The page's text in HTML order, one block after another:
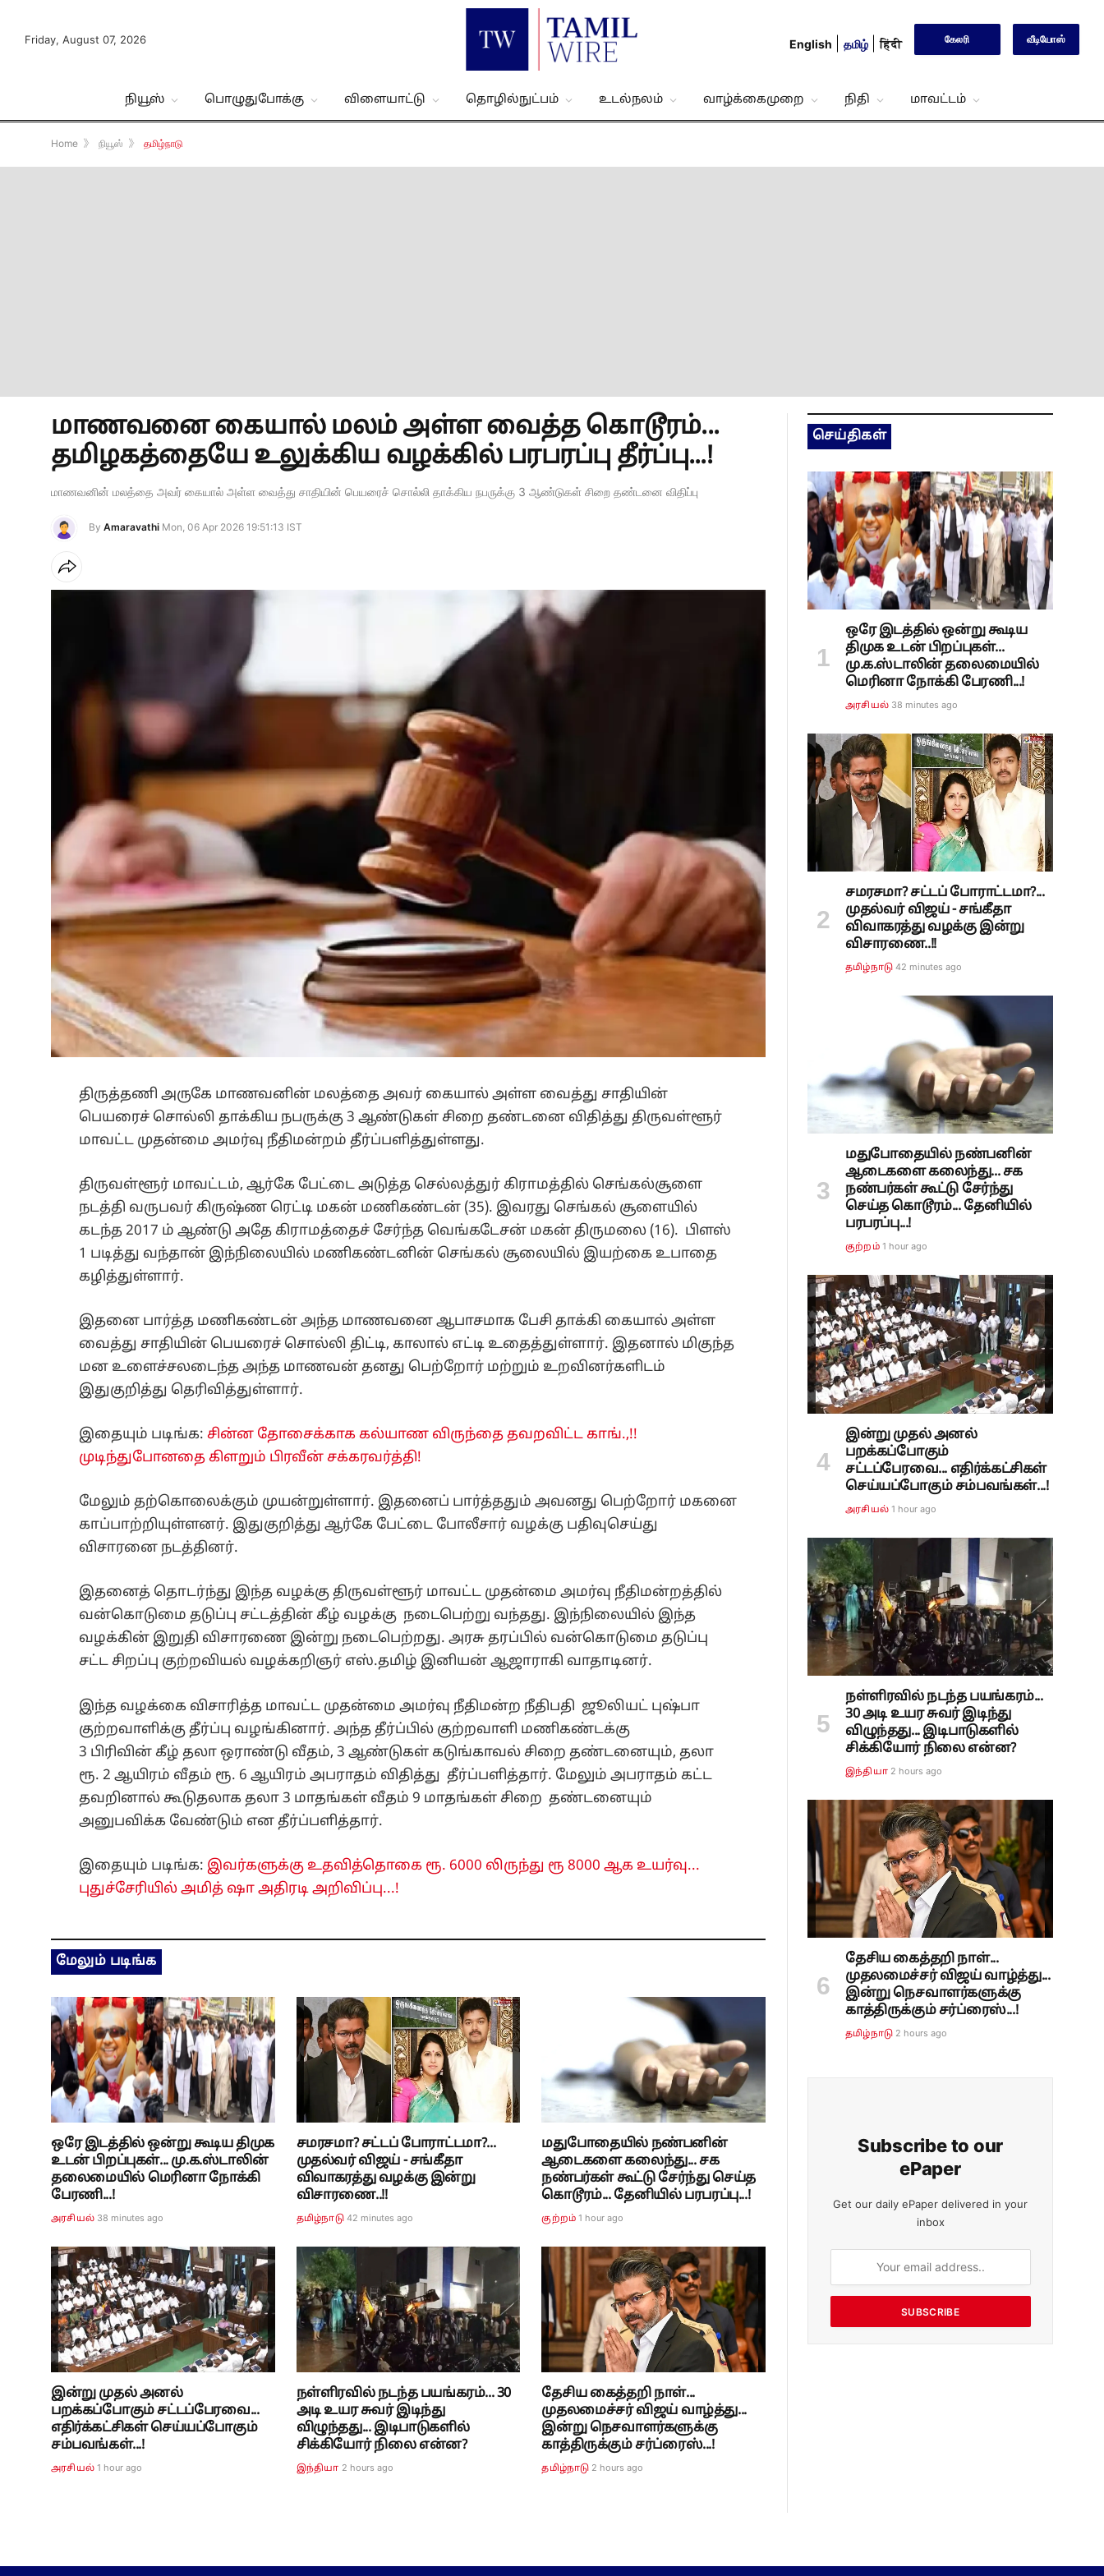
Friday, August 07, 2026 English தமிழ் हिंदी கேலரி வீடியோஸ்
நியூஸ் பொழுதுபோக்கு விளையாட்டு தொழில்நுட்பம் உடல்நலம் வாழ்க்கைமுறை நிதி மாவட்டம்
Home 》 நியூஸ் 》 தமிழ்நாடு
மாணவனை கையால் மலம் அள்ள வைத்த கொடூரம்...
தமிழகத்தையே உலுக்கிய வழக்கில் பரபரப்பு தீர்ப்பு...!
மாணவனின் மலத்தை அவர் கையால் அள்ள வைத்து சாதியின் பெயரைச் சொல்லி தாக்கிய நபருக்கு 3 ஆண்டுகள் சிறை தண்டனை விதிப்பு
By Amaravathi Mon, 06 Apr 2026 19:51:13 IST
திருத்தணி அருகே மாணவனின் மலத்தை அவர் கையால் அள்ள வைத்து சாதியின்
பெயரைச் சொல்லி தாக்கிய நபருக்கு 3 ஆண்டுகள் சிறை தண்டனை விதித்து திருவள்ளூர்
மாவட்ட முதன்மை அமர்வு நீதிமன்றம் தீர்ப்பளித்துள்ளது.
திருவள்ளூர் மாவட்டம், ஆர்கே பேட்டை அடுத்த செல்லத்துர் கிராமத்தில் செங்கல்சூளை
நடத்தி வருபவர் கிருஷ்ண ரெட்டி மகன் மணிகண்டன் (35). இவரது செங்கல் சூளையில்
கடந்த 2017 ம் ஆண்டு அதே கிராமத்தைச் சேர்ந்த வெங்கடேசன் மகன் திருமலை (16). பிளஸ்
1 படித்து வந்தான் இந்நிலையில் மணிகண்டனின் செங்கல் சூலையில் இயற்கை உபாதை
கழித்துள்ளார்.
இதனை பார்த்த மணிகண்டன் அந்த மாணவனை ஆபாசமாக பேசி தாக்கி கையால் அள்ள
வைத்து சாதியின் பெயரைச் சொல்லி திட்டி, காலால் எட்டி உதைத்துள்ளார். இதனால் மிகுந்த
மன உளைச்சலடைந்த அந்த மாணவன் தனது பெற்றோர் மற்றும் உறவினர்களிடம்
இதுகுறித்து தெரிவித்துள்ளார்.
இதையும் படிங்க:சின்ன தோசைக்காக கல்யாண விருந்தை தவறவிட்ட காங்.,!!
முடிந்துபோனதை கிளறும் பிரவீன் சக்கரவர்த்தி!
மேலும் தற்கொலைக்கும் முயன்றுள்ளார். இதனைப் பார்த்ததும் அவனது பெற்றோர் மகனை
காப்பாற்றியுள்ளனர். இதுகுறித்து ஆர்கே பேட்டை போலீசார் வழக்கு பதிவுசெய்து
விசாரனை நடத்தினர்.
இதனைத் தொடர்ந்து இந்த வழக்கு திருவள்ளூர் மாவட்ட முதன்மை அமர்வு நீதிமன்றத்தில்
வன்கொடுமை தடுப்பு சட்டத்தின் கீழ் வழக்கு நடைபெற்று வந்தது. இந்நிலையில் இந்த
வழக்கி்ன் இறுதி விசாரணை இன்று நடைபெற்றது. அரசு தரப்பில் வன்கொடுமை தடுப்பு
சட்ட சிறப்பு குற்றவியல் வழக்கறிஞர் எஸ்.தமிழ் இனியன் ஆஜாராகி வாதாடினர்.
இந்த வழக்கை விசாரித்த மாவட்ட முதன்மை அமர்வு நீதிமன்ற நீதிபதி ஜூலியட் புஷ்பா
குற்றவாளிக்கு தீர்ப்பு வழங்கினார். அந்த தீர்ப்பில் குற்றவாளி மணிகண்டக்கு
3 பிரிவின் கீழ் தலா ஒராண்டு வீதம், 3 ஆண்டுகள் கடுங்காவல் சிறை தண்டனையும், தலா
ரூ. 2 ஆயிரம் வீதம் ரூ. 6 ஆயிரம் அபராதம் விதித்து தீர்ப்பளித்தார். மேலும் அபராதம் கட்ட
தவறினால் கூடுதலாக தலா 3 மாதங்கள் வீதம் 9 மாதங்கள் சிறை தண்டனையும்
அனுபவிக்க வேண்டும் என தீர்ப்பளித்தார்.
இதையும் படிங்க: இவர்களுக்கு உதவித்தொகை ரூ. 6000 லிருந்து ரூ 8000 ஆக உயர்வு...
புதுச்சேரியில் அமித் ஷா அதிரடி அறிவிப்பு...!
மேலும் படிங்க
ஒரே இடத்தில் ஒன்று கூடிய திமுக
உடன் பிறப்புகள்... மு.க.ஸ்டாலின்
தலைமையில் மெரினா நோக்கி
பேரணி...!
அரசியல் 38 minutes ago
சமரசமா? சட்டப் போராட்டமா?...
முதல்வர் விஜய் - சங்கீதா
விவாகரத்து வழக்கு இன்று
விசாரணை..!!
தமிழ்நாடு 42 minutes ago
மதுபோதையில் நண்பனின்
ஆடைகளை கலைந்து... சக
நண்பர்கள் கூட்டு சேர்ந்து செய்த
கொடூரம்... தேனியில் பரபரப்பு...!
குற்றம் 1 hour ago
இன்று முதல் அனல்
பறக்கப்போகும் சட்டப்பேரவை...
எதிர்க்கட்சிகள் செய்யப்போகும்
சம்பவங்கள்...!
அரசியல் 1 hour ago
நள்ளிரவில் நடந்த பயங்கரம்... 30
அடி உயர சுவர் இடிந்து
விழுந்தது... இடிபாடுகளில்
சிக்கியோர் நிலை என்ன?
இந்தியா 2 hours ago
தேசிய கைத்தறி நாள்...
முதலமைச்சர் விஜய் வாழ்த்து...
இன்று நெசவாளர்களுக்கு
காத்திருக்கும் சர்ப்ரைஸ்...!
தமிழ்நாடு 2 hours ago
செய்திகள்
ஒரே இடத்தில் ஒன்று கூடிய
திமுக உடன் பிறப்புகள்...
மு.க.ஸ்டாலின் தலைமையில்
மெரினா நோக்கி பேரணி...!
அரசியல் 38 minutes ago
சமரசமா? சட்டப் போராட்டமா?...
முதல்வர் விஜய் - சங்கீதா
விவாகரத்து வழக்கு இன்று
விசாரணை..!!
தமிழ்நாடு 42 minutes ago
மதுபோதையில் நண்பனின்
ஆடைகளை கலைந்து... சக
நண்பர்கள் கூட்டு சேர்ந்து
செய்த கொடூரம்... தேனியில்
பரபரப்பு...!
குற்றம் 1 hour ago
இன்று முதல் அனல்
பறக்கப்போகும்
சட்டப்பேரவை... எதிர்க்கட்சிகள்
செய்யப்போகும் சம்பவங்கள்...!
அரசியல் 1 hour ago
நள்ளிரவில் நடந்த பயங்கரம்...
30 அடி உயர சுவர் இடிந்து
விழுந்தது... இடிபாடுகளில்
சிக்கியோர் நிலை என்ன?
இந்தியா 2 hours ago
தேசிய கைத்தறி நாள்...
முதலமைச்சர் விஜய் வாழ்த்து...
இன்று நெசவாளர்களுக்கு
காத்திருக்கும் சர்ப்ரைஸ்...!
தமிழ்நாடு 2 hours ago
Subscribe to our
ePaper
Get our daily ePaper delivered in your
inbox
SUBSCRIBE